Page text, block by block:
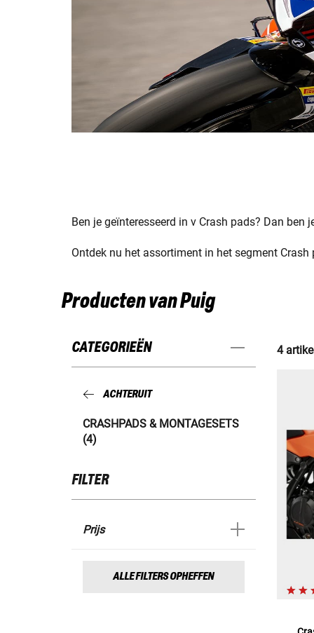
Ben je geïnteresseerd in v Crash pads? Dan ben
Ontdek nu het assortiment in het segment
Producten van Puig
CATEGORIEËN
ACHTERUIT
CRASHPADS & MONTAGESETS
(4)
FILTER
Prijs
ALLE FILTERS OPHEFFEN
4